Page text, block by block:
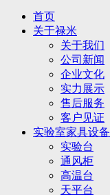
首页
关于禄米
关于我们
公司新闻
企业文化
实力展示
售后服务
客户见证
实验室家具设备
实验台
通风柜
高温台
天平台